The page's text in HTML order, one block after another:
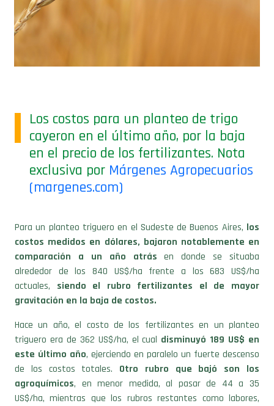
Los costos para un planteo de trigo
cayeron en el último año, por la baja
en el precio de los fertilizantes. Nota
exclusiva por Márgenes Agropecuarios
(margenes.com)
Para un planteo triguero en el Sudeste de Buenos Aires, los
costos medidos en dólares, bajaron notablemente en
comparación a un año atrás en donde se situaba
alrededor de los 840 US$/ha frente a los 683 US$/ha
actuales, siendo el rubro fertilizantes el de mayor
gravitación en la baja de costos.
Hace un año, el costo de los fertilizantes en un planteo
triguero era de 362 US$/ha, el cual disminuyó 189 US$ en
este último año, ejerciendo en paralelo un fuerte descenso
de los costos totales. Otro rubro que bajó son los
agroquímicos, en menor medida, al pasar de 44 a 35
US$/ha, mientras que los rubros restantes como labores,